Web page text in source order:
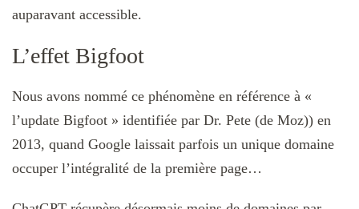
auparavant accessible.
L’effet Bigfoot
Nous avons nommé ce phénomène en référence à «
l’update Bigfoot » identifiée par Dr. Pete (de Moz)) en
2013, quand Google laissait parfois un unique domaine
occuper l’intégralité de la première page…